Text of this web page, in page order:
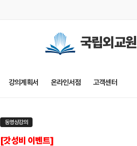
국립외교원
강의계획서 온라인서점 고객센터
동영상강의
[갓성비 이벤트]